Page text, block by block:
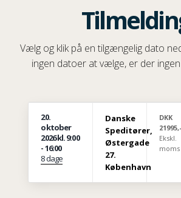
Vælg og klik på en tilgængelig dato
ingen datoer at vælge, er der
20.
oktober
2026kl. 9:00
- 16:00
8 dage
Danske
Speditører,
Østergade
27.
København
DKK
21995,-
Ekskl.
moms